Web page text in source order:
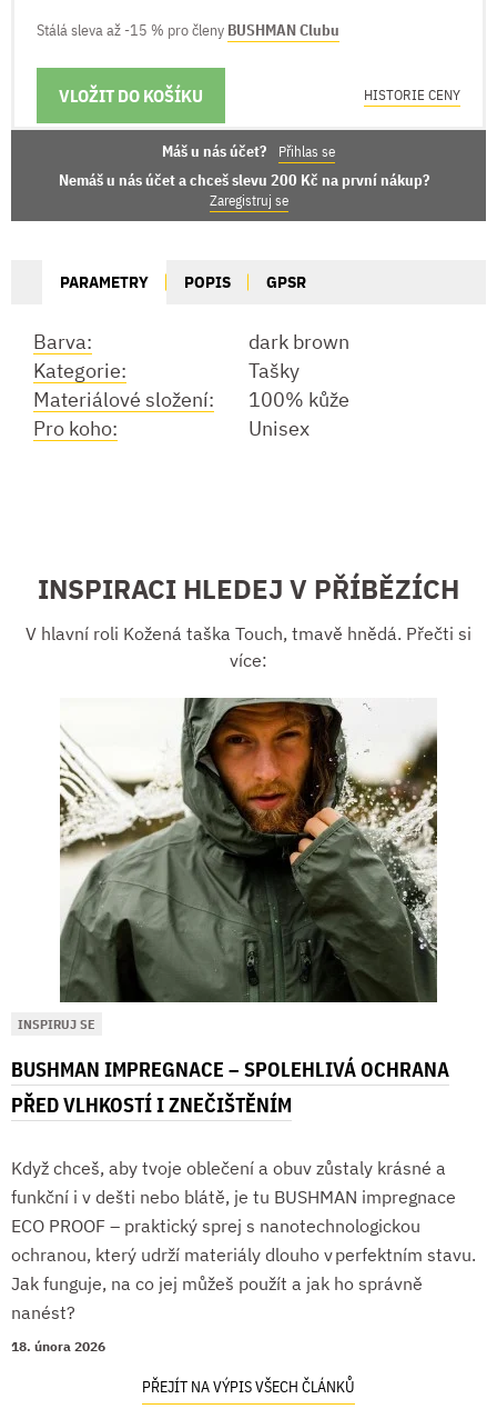
Stálá sleva až -15 % pro členy BUSHMAN Clubu
VLOŽIT DO KOŠÍKU
MOŽNOSTI DORUČENÍ HISTORIE CENY
Máš u nás účet? Přihlas se
Nemáš u nás účet a chceš slevu 200 Kč na první nákup?
Zaregistruj se
PARAMETRY POPIS GPSR
Barva:
dark brown
Kategorie:
Tašky
Materiálové složení:
100% kůže
Pro koho:
Unisex
INSPIRACI HLEDEJ V PŘÍBĚZÍCH
V hlavní roli Kožená taška Touch, tmavě hnědá. Přečti si
více:
INSPIRUJ SE
BUSHMAN IMPREGNACE – SPOLEHLIVÁ OCHRANA
PŘED VLHKOSTÍ I ZNEČIŠTĚNÍM
Když chceš, aby tvoje oblečení a obuv zůstaly krásné a
funkční i v dešti nebo blátě, je tu BUSHMAN impregnace
ECO PROOF – praktický sprej s nanotechnologickou
ochranou, který udrží materiály dlouho v perfektním stavu.
Jak funguje, na co jej můžeš použít a jak ho správně
nanést?
18. února 2026
PŘEJÍT NA VÝPIS VŠECH ČLÁNKŮ